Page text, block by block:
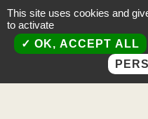
This site uses cookies and
to activate
OK, ACCEPT ALL